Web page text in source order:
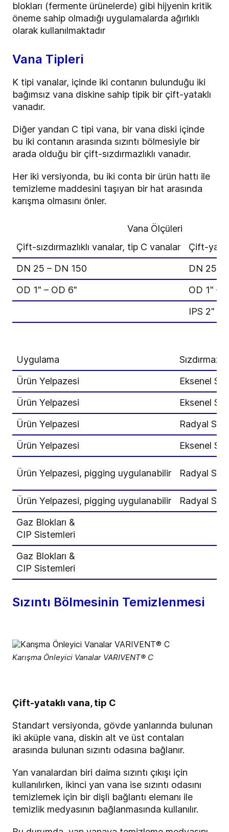
blokları (fermente ürünelerde) gibi hijyenin kritik
öneme sahip olmadığı uygulamalarda ağırlıklı
olarak kullanılmaktadır
Vana Tipleri
K tipi vanalar, içinde iki contanın bulunduğu iki
bağımsız vana diskine sahip tipik bir çift-yataklı
vanadır.
Diğer yandan C tipi vana, bir vana diski içinde
bu iki contanın arasında sızıntı bölmesiyle bir
arada olduğu bir çift-sızdırmazlıklı vanadır.
Her iki versiyonda, bu iki conta bir ürün hattı ile
temizleme maddesini taşıyan bir hat arasında
karışma olmasını önler.
Vana Ölçüleri
Çift-sızdırmazlıklı vanalar, tip C vanalar
Çift-
DN 25 – DN 150
DN 25 –
OD 1" – OD 6"
OD 1" –
IPS 2" –
Uygulama
Ürün Yelpazesi
Eksenel
Ürün Yelpazesi
Eksenel
Ürün Yelpazesi
Radyal
Ürün Yelpazesi
Eksenel
Ürün Yelpazesi, pigging uygulanabilir Radyal
Ürün Yelpazesi, pigging uygulanabilir
Radyal
Gaz Blokları &
CIP Sistemleri
Gaz Blokları &
CIP Sistemleri
Sızıntı Bölmesinin Temizlenmesi
Karışma Önleyici Vanalar VARIVENT® C
Çift-yataklı vana, tip C
Standart versiyonda, gövde yanlarında bulunan
iki aküple vana, diskin alt ve üst contaları
arasında bulunan sızıntı odasına bağlanır.
Yan vanalardan biri daima sızıntı çıkışı için
kullanılırken, ikinci yan vana ise sızıntı odasını
temizlemek için bir dişli bağlantı elemanı ile
temizlik medyasının bağlanmasında kullanılır.